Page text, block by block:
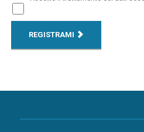
REGISTRAMI